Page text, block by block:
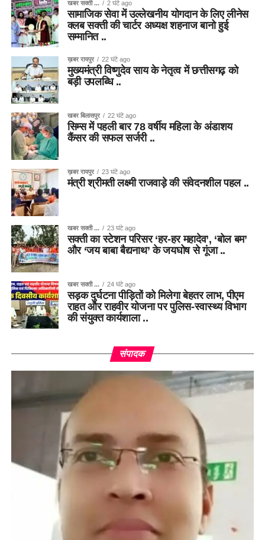
खबर सक्ती ... 2 घंटे ago
सामाजिक सेवा में उल्लेखनीय योगदान के लिए लीनेस
क्लब सक्ती की चार्टर अध्यक्ष शहनाज बानो हुई
सम्मानित ..
ख़बर रायपुर 22 घंटे ago
मुख्यमंत्री विष्णुदेव साय के नेतृत्व में छत्तीसगढ़ को
बड़ी उपलब्धि ..
खबर बिलासपुर 22 घंटे ago
सिम्स में पहली बार 78 वर्षीय महिला के अंडाशय
कैंसर की सफल सर्जरी ..
ख़बर रायपुर 23 घंटे ago
मंत्री श्रीमती लक्ष्मी राजवाड़े की संवेदनशील पहल ..
खबर सक्ती ... 23 घंटे ago
सक्ती का स्टेशन परिसर ‘हर-हर महादेव’, ‘बोल बम’
और ‘जय बाबा बैद्यनाथ’ के जयघोष से गूंजा ..
खबर सक्ती ... 24 घंटे ago
सड़क दुर्घटना पीड़ितों को मिलेगा बेहतर लाभ, पीएम
राहत और राहवीर योजना पर पुलिस-स्वास्थ्य विभाग
की संयुक्त कार्यशाला ..
संपादक